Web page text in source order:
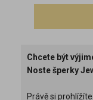
Chcete být
Noste šperky
Právě si